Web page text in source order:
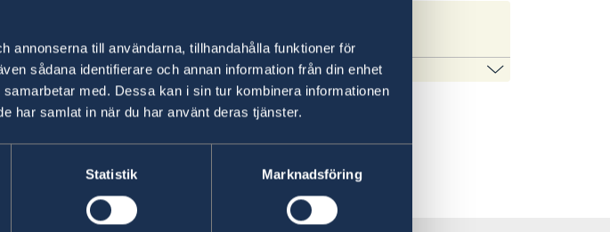
annonserna till användarna, tillhandahålla funktioner för
sådana identifierare och annan information från din enhet
med. Dessa kan i sin tur kombinera informationen
har samlat in när du har använt deras tjänster.
Statistik Marknadsföring
om hjälp utomlands
hjälp utomlands - på regeringen.se
grundläggande information som gäller för alla länder och svar
- på regeringen.se